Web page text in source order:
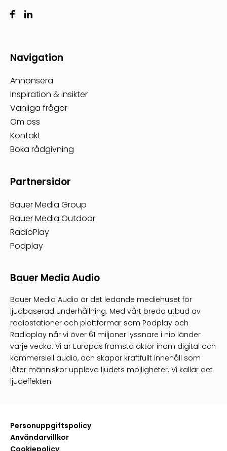
Navigation
Annonsera
Inspiration & insikter
Vanliga frågor
Om oss
Kontakt
Boka rådgivning
Partnersidor
Bauer Media Group
Bauer Media Outdoor
RadioPlay
Podplay
Bauer Media Audio
Bauer Media Audio är det ledande mediehuset för
ljudbaserad underhållning. Med vårt breda utbud av
radiostationer och plattformar som Podplay och
Radioplay når vi över 61 miljoner lyssnare i nio länder
varje vecka. Vi är Europas främsta aktör inom digital och
kommersiell audio, och skapar kraftfullt innehåll som
låter människor uppleva ljudets möjligheter. Vi kallar det
ljudeffekten.
Personuppgiftspolicy
Användarvillkor
Cookiepolicy